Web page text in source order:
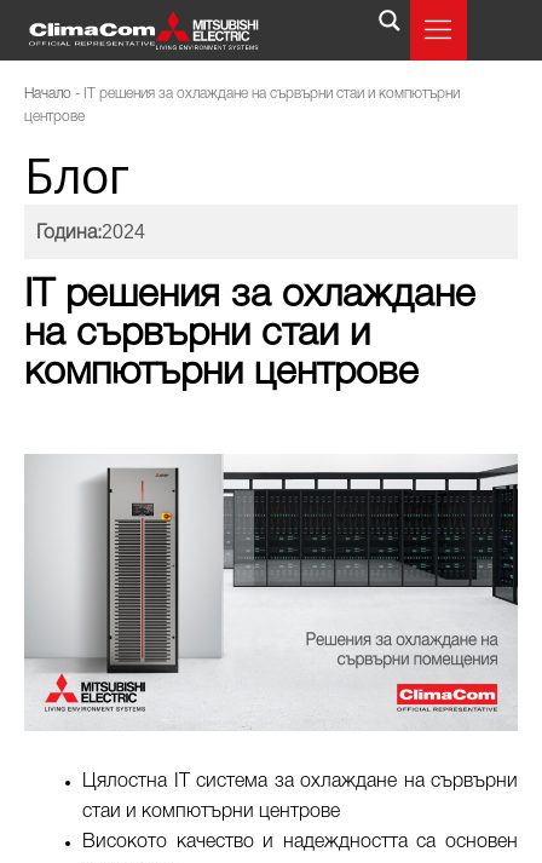
Начало -
IT решения за охлаждане на сървърни стаи и компютърни
центрове
Блог
Година:2024
IT решения за охлаждане
на сървърни стаи и
компютърни центрове
Цялостна IT система за охлаждане на сървърни
стаи и компютърни центрове
Високото качество и надеждността са основен